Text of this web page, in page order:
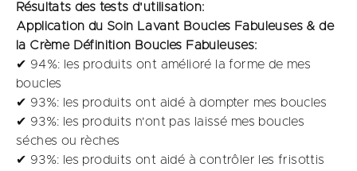
Résultats des tests d'utilisation:
Application du Soin Lavant Boucles Fabuleuses & de
la Crème Définition Boucles Fabuleuses:
✔ 94%: les produits ont amélioré la forme de mes
boucles​
✔ 93%: les produits ont aidé à dompter mes boucles​
✔ 93%: les produits n'ont pas laissé mes boucles
séches ou rèches
✔ 93%: les produits ont aidé à contrôler les frisottis